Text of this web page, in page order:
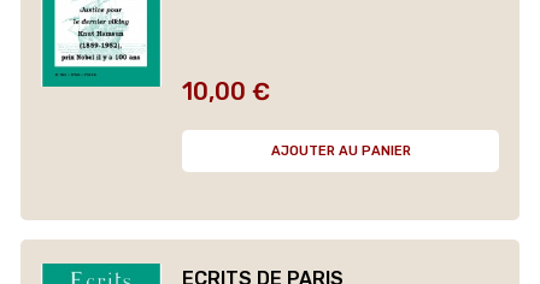
Prix
10,00 €
AJOUTER AU PANIER
ECRITS DE PARIS